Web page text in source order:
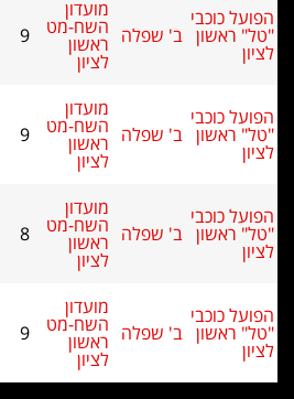
כוכבי
ראשון ב' שפלה השח-מט
ראשון 9
כוכבי
ראשון ב' שפלה השח-מט
ראשון 9
כוכבי
ראשון ב' שפלה השח-מט
ראשון 8
כוכבי
ראשון ב' שפלה השח-מט
ראשון 9